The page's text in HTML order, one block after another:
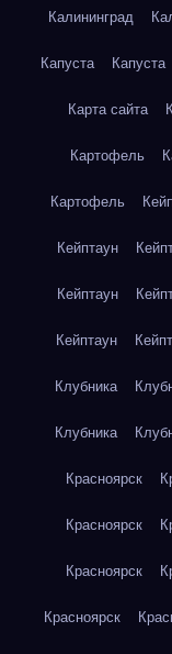
Калининград
Капуста Капуста
Карта сайта
Картофель
Картофель
Кейптаун
Кейптаун
Кейптаун
Клубника
Клубника
Красноярск
Красноярск
Красноярск
Красноярск